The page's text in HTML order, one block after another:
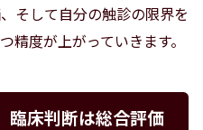
そして自分の触診の限界を
精度が上がっていきます。
臨床判断は総合評価